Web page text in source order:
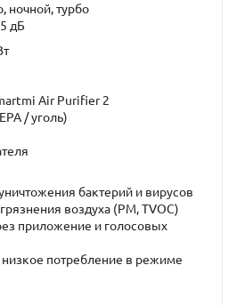
ночной, турбо
дБ
Air Purifier 2
/ уголь)
бактерий и вирусов
воздуха (PM, TVOC)
приложение и голосовых
потребление в режиме